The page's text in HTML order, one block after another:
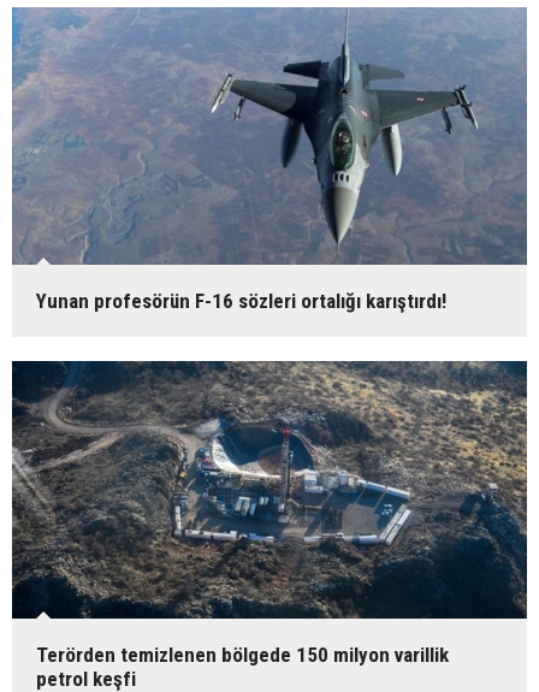
Yunan profesörün F-16 sözleri ortalığı karıştırdı!
Terörden temizlenen bölgede 150 milyon varillik
petrol keşfi